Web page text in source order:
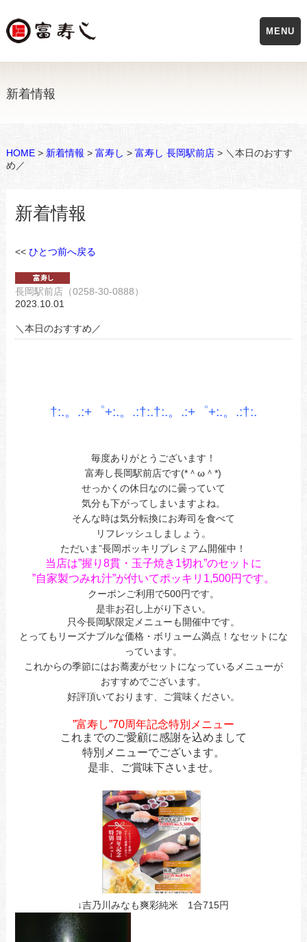
新着情報
HOME> 新着情報 > 富寿し > 富寿し 長岡駅前店> ＼本日のおすす
め／
新着情報
<< ひとつ前へ戻る
長岡駅前店（0258-30-0888）
2023.10.01
＼本日のおすすめ／
†:.。.:+゜+:.。.:†:.†:.。.:+゜+:.。.:†:.
毎度ありがとうございます！
富寿し長岡駅前店です(*＾ω＾*)
せっかくの休日なのに曇っていて
気分も下がってしまいますよね。
そんな時は気分転換にお寿司を食べて
リフレッシュしましょう。
ただいま”長岡ポッキリプレミアム開催中！
当店は”握り8貫・玉子焼き1切れ”のセットに
”自家製つみれ汁”が付いてポッキリ1,500円です。
クーポンご利用で500円です。
是非お召し上がり下さい。
只今長岡駅限定メニューも開催中です。
とってもリーズナブルな価格・ボリューム満点！なセットにな
っています。
これからの季節にはお蕎麦がセットになっているメニューが
おすすめでございます。
好評頂いております、ご賞味ください。
”富寿し”70周年記念特別メニュー
これまでのご愛顧に感謝を込めまして
特別メニューでございます。
是非、ご賞味下さいませ。
↓吉乃川みなも爽彩純米 1合715円
MENU